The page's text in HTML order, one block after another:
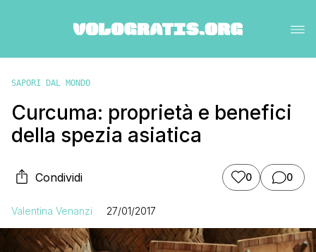
SAPORI DAL MONDO
Curcuma: proprietà e benefici
della spezia asiatica
Condividi 0 0
Valentina Venanzi 27/01/2017